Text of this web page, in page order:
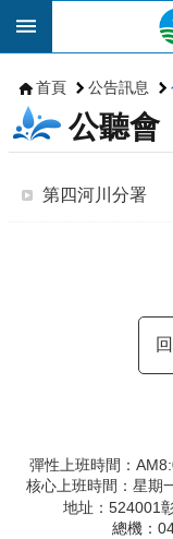
跳到主要內容區塊
首頁 公告訊息
公聽會
第四河川分署
彈性上班時間：
核心上班時間：星期
地址：524001
總機：